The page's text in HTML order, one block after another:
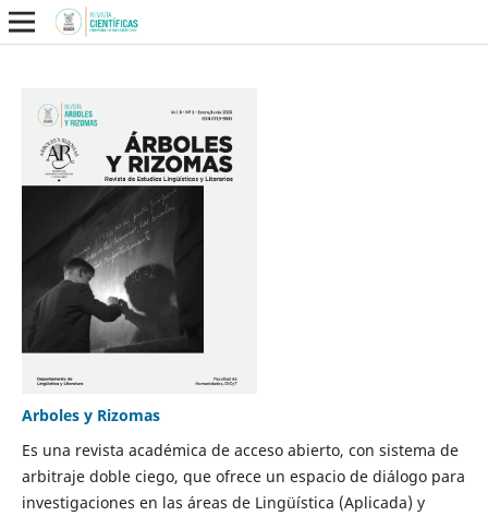
Arboles y Rizomas
Es una revista académica de acceso abierto, con sistema de
arbitraje doble ciego, que ofrece un espacio de diálogo para
investigaciones en las áreas de Lingüística (Aplicada) y